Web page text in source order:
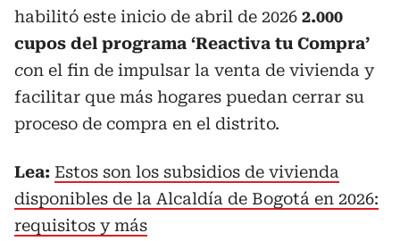
habilitó este inicio de abril de 2026 2.000
cupos del programa ‘Reactiva tu Compra’
con el fin de impulsar la venta de vivienda y
facilitar que más hogares puedan cerrar su
proceso de compra en el distrito.
Lea: Estos son los subsidios de vivienda
disponibles de la Alcaldía de Bogotá en 2026:
requisitos y más